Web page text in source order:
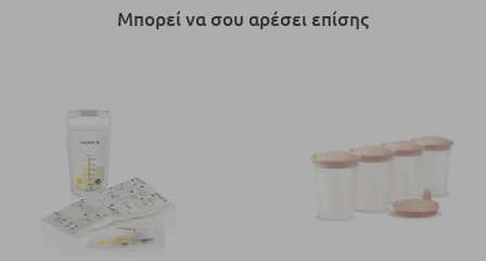
Μπορεί να σου αρέσει επίσης